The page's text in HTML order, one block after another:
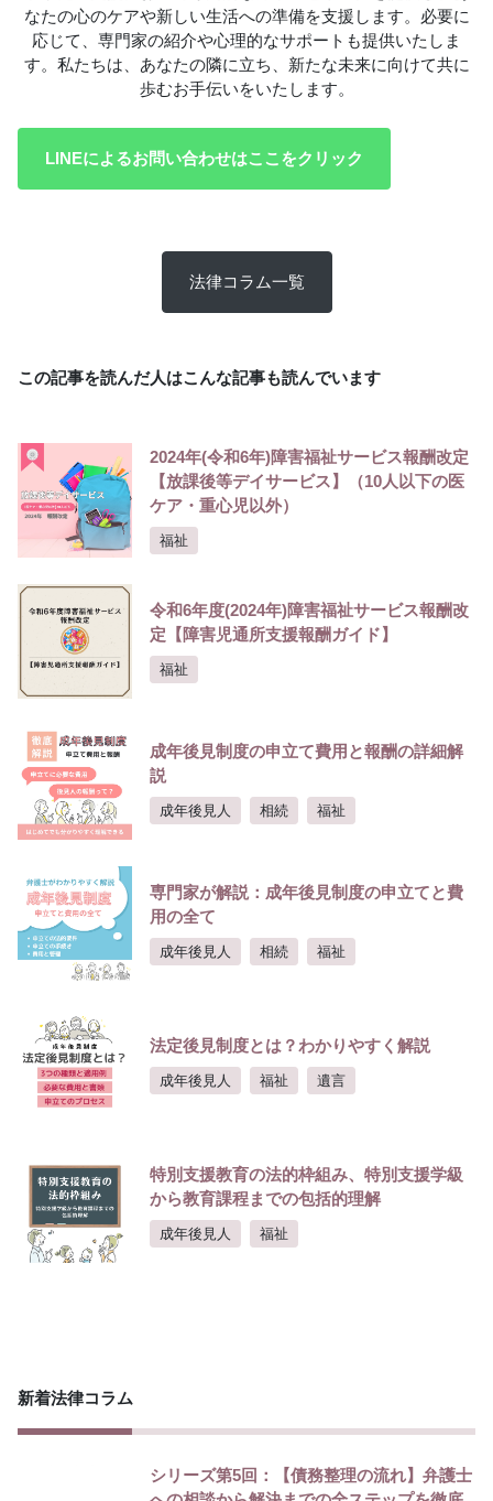
なたの心のケアや新しい生活への準備を支援します。必要に
応じて、専門家の紹介や心理的なサポートも提供いたしま
す。私たちは、あなたの隣に立ち、新たな未来に向けて共に
歩むお手伝いをいたします。
LINEによるお問い合わせはここをクリック
法律コラム一覧
この記事を読んだ人はこんな記事も読んでいます
2024年(令和6年)障害福祉サービス報酬改定
【放課後等デイサービス】（10人以下の医
ケア・重心児以外）
福祉
令和6年度(2024年)障害福祉サービス報酬改
定【障害児通所支援報酬ガイド】
福祉
成年後見制度の申立て費用と報酬の詳細解
説
成年後見人 相続 福祉
専門家が解説：成年後見制度の申立てと費
用の全て
成年後見人 相続 福祉
法定後見制度とは？わかりやすく解説
成年後見人 福祉 遺言
特別支援教育の法的枠組み、特別支援学級
から教育課程までの包括的理解
成年後見人 福祉
新着法律コラム
シリーズ第5回：【債務整理の流れ】弁護士